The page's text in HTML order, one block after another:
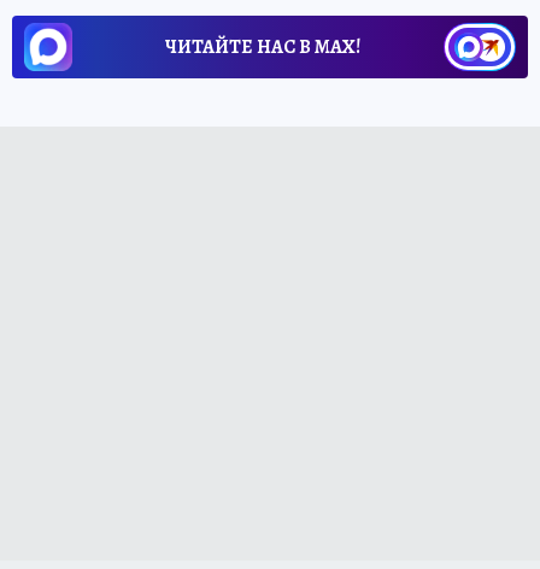
ЧИТАЙТЕ НАС В МАХ!